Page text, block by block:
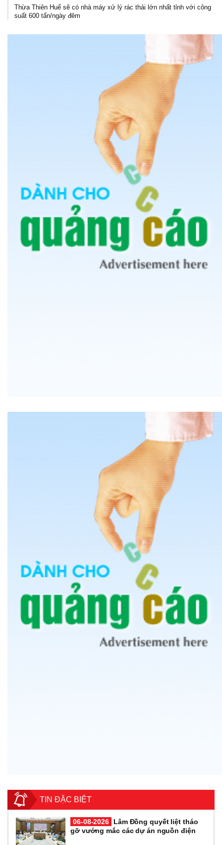
Thừa Thiên Huế sẽ có nhà máy xử lý rác thải lớn nhất tỉnh với công
suất 600 tấn/ngày đêm
TIN ĐẶC BIỆT
06-08-2026
Lâm Đồng quyết liệt tháo
gỡ vướng mắc các dự án nguồn điện